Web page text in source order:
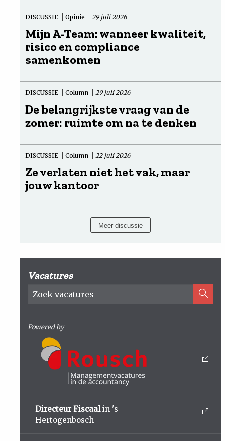
DISCUSSIE Opinie 29 juli 2026
Mijn A-Team: wanneer kwaliteit,
risico en compliance
samenkomen
DISCUSSIE Column 29 juli 2026
De belangrijkste vraag van de
zomer: ruimte om na te denken
DISCUSSIE Column 22 juli 2026
Ze verlaten niet het vak, maar
jouw kantoor
Meer discussie
Vacatures
Powered by
Directeur Fiscaalin 's-
Hertogenbosch